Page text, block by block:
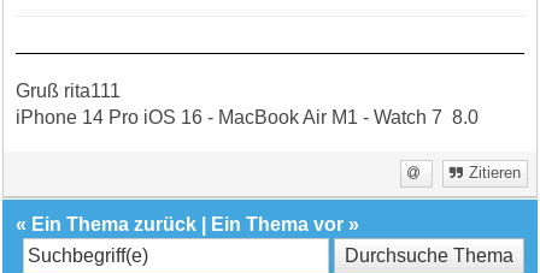
Gruß rita111
iPhone 14 Pro iOS 16 - MacBook Air M1 - Watch 7 8.0
Zitieren
« Ein Thema zurück Ein Thema vor »